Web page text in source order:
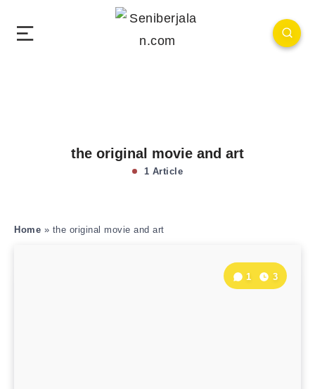
the original movie and art
1 Article
Home » the original movie and art
1 3